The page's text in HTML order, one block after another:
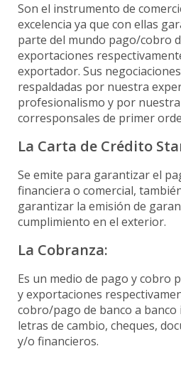
Son el instrumento de
excelencia ya que con ellas
parte del mundo pago/cobro
exportaciones
exportador. Sus
respaldadas por nuestra
profesionalismo y por
corresponsales de primer
La Carta de Crédito
Se emite para garantizar el
financiera o comercial,
garantizar la emisión de
cumplimiento en el exterior.
La Cobranza:
Es un medio de pago y cobro
y exportaciones
cobro/pago de banco a
letras de cambio, cheques,
y/o financieros.